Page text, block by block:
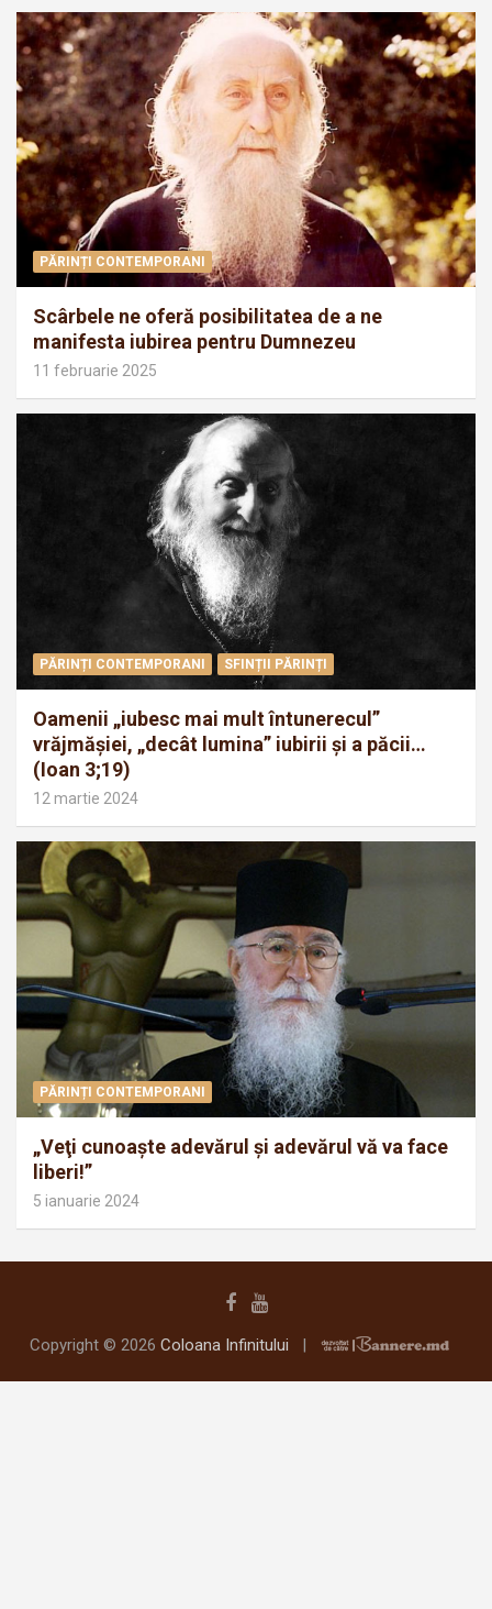
PĂRINȚI CONTEMPORANI
Scârbele ne oferă posibilitatea de a ne
manifesta iubirea pentru Dumnezeu
11 februarie 2025
PĂRINȚI CONTEMPORANI SFINȚII PĂRINȚI
Oamenii „iubesc mai mult întunerecul”
vrăjmăşiei, „decât lumina” iubirii şi a păcii…
(Ioan 3;19)
12 martie 2024
PĂRINȚI CONTEMPORANI
„Veţi cunoaşte adevărul şi adevărul vă va face
liberi!”
5 ianuarie 2024
Copyright © 2026 Coloana Infinitului